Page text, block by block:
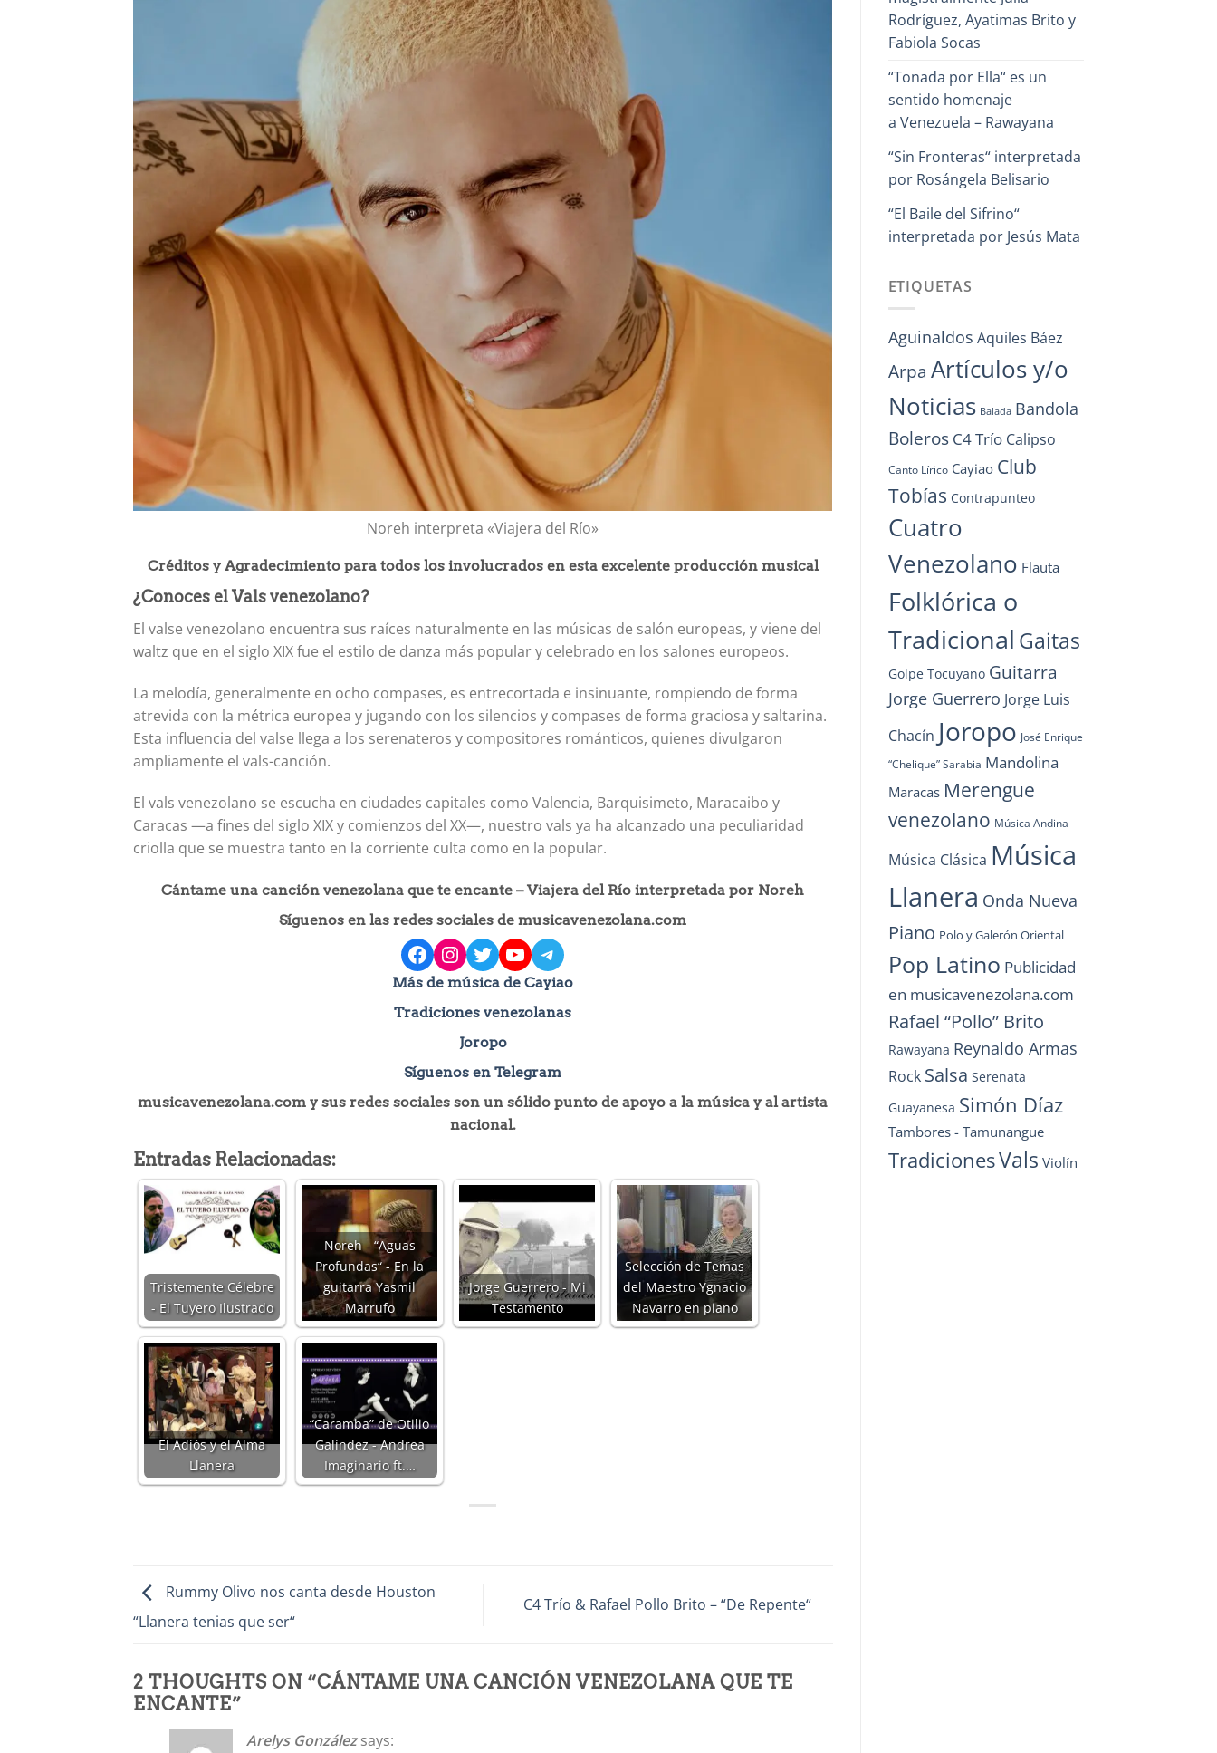
Noreh interpreta «Viajera del Río»
Créditos y Agradecimiento para todos los involucrados en esta excelente producción musical
¿Conoces el Vals venezolano?
El valse venezolano encuentra sus raíces naturalmente en las músicas de salón europeas, y viene del
waltz que en el siglo XIX fue el estilo de danza más popular y celebrado en los salones europeos.
La melodía, generalmente en ocho compases, es entrecortada e insinuante, rompiendo de forma
atrevida con la métrica europea y jugando con los silencios y compases de forma graciosa y saltarina.
Esta influencia del valse llega a los serenateros y compositores románticos, quienes divulgaron
ampliamente el vals-canción.
El vals venezolano se escucha en ciudades capitales como Valencia, Barquisimeto, Maracaibo y
Caracas —a fines del siglo XIX y comienzos del XX—, nuestro vals ya ha alcanzado una peculiaridad
criolla que se muestra tanto en la corriente culta como en la popular.
Cántame una canción venezolana que te encante – Viajera del Río interpretada por Noreh
Síguenos en las redes sociales de musicavenezolana.com
facebook
instagram
Twitter
YouTube
Telegram
Más de música de Cayiao
Tradiciones venezolanas
Joropo
Síguenos en Telegram
musicavenezolana.com y sus redes sociales son un sólido punto de apoyo a la música y al artista
nacional.
Entradas Relacionadas:
Tristemente Célebre
- El Tuyero Ilustrado
Noreh - “Aguas
Profundas“ - En la
guitarra Yasmil
Marrufo
Jorge Guerrero - Mi
Testamento
Selección de Temas
del Maestro Ygnacio
Navarro en piano
El Adiós y el Alma
Llanera
“Caramba” de Otilio
Galíndez - Andrea
Imaginario ft.…
Rummy Olivo nos canta desde Houston
“Llanera tenias que ser“
C4 Trío & Rafael Pollo Brito – “De Repente“
2 THOUGHTS ON “CÁNTAME UNA CANCIÓN VENEZOLANA QUE TE
ENCANTE”
Arelys González says:
Rodríguez, Ayatimas Brito y
Fabiola Socas
“Tonada por Ella“ es un
sentido homenaje
a Venezuela – Rawayana
“Sin Fronteras“ interpretada
por Rosángela Belisario
“El Baile del Sifrino“
interpretada por Jesús Mata
ETIQUETAS
Aguinaldos Aquiles Báez
Arpa Artículos y/o
Noticias Balada Bandola
Boleros C4 Trío Calipso
Canto Lírico Cayiao Club
Tobías Contrapunteo
Cuatro
Venezolano Flauta
Folklórica o
Tradicional Gaitas
Golpe Tocuyano Guitarra
Jorge Guerrero Jorge Luis
Chacín Joropo José Enrique
“Chelique” Sarabia Mandolina
Maracas Merengue
venezolano Música Andina
Música Clásica Música
Llanera Onda Nueva
Piano Polo y Galerón Oriental
Pop Latino Publicidad
en musicavenezolana.com
Rafael “Pollo” Brito
Rawayana Reynaldo Armas
Rock Salsa Serenata
Guayanesa Simón Díaz
Tambores - Tamunangue
TradicionesVals Violín